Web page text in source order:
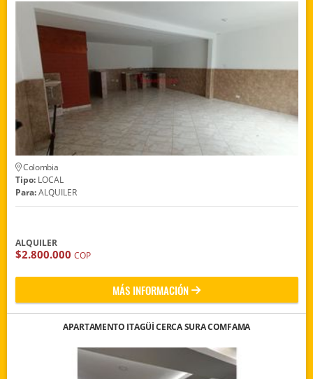
Colombia
Tipo:LOCAL
Para:ALQUILER
ALQUILER
$2.800.000 COP
MÁS INFORMACIÓN
APARTAMENTO ITAGÜÍ CERCA SURA COMFAMA